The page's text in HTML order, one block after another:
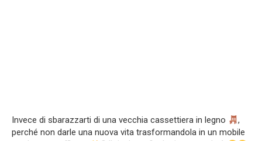
Invece di sbarazzarti di una vecchia cassettiera in legno
,
perché non darle una nuova vita trasformandola in un mobile